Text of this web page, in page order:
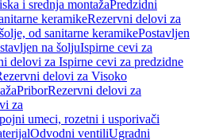
i srednja montažaPredzidni
keramikeRezervni delovi za
od sanitarne keramikePostavljen
na šoljuIspirne cevi za
delovi za Ispirne cevi za predzidne
delovi za Visoko
PriborRezervni delovi za
za
umeci, rozetni i usporivači
Odvodni ventiliUgradni